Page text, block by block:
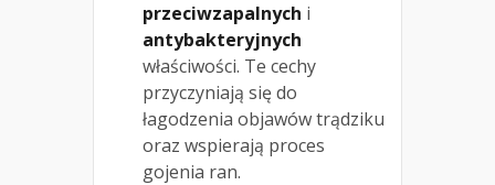
przeciwzapalnych i
antybakteryjnych
właściwości. Te cechy
przyczyniają się do
łagodzenia objawów trądziku
oraz wspierają proces
gojenia ran.